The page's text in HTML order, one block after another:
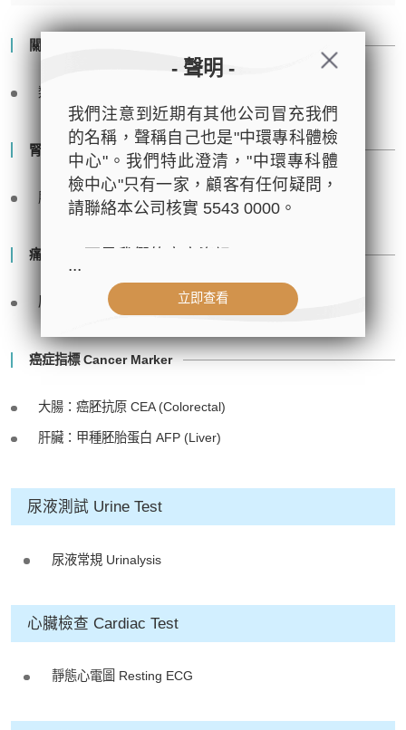
關節炎測試 Arthritis Screening
類風濕關節炎因子 Rheumatoid Factor
腎功能 Renal Function Study
肌酸酐 Creatinine (with eGFR)
痛風症 Gout
尿酸 Uric Acid
癌症指標 Cancer Marker
大腸：癌胚抗原 CEA (Colorectal)
肝臟：甲種胚胎蛋白 AFP (Liver)
尿液測試 Urine Test
尿液常規 Urinalysis
心臟檢查 Cardiac Test
靜態心電圖 Resting ECG
- 聲明 -
我們注意到近期有其他公司冒充我們
的名稱，聲稱自己也是"中環專科體檢
中心"。我們特此澄清，"中環專科體
檢中心"只有一家，顧客有任何疑問，
請聯絡本公司核實 5543 0000。
- 公司名稱：中環專科體檢中心（The
Central Health Center）
心42樓4203室（中環港鐵站出口
- 服務熱線：(852) 3180 9809
- 電子郵箱：cs@tchc.hk
「中環專科體檢中心」致力為關注健
康人士提供尊尚而優質的體檢服務，
解，請隨時與我們聯繫。謝謝您的支
持！
祝您健康愉快！
...
立即查看